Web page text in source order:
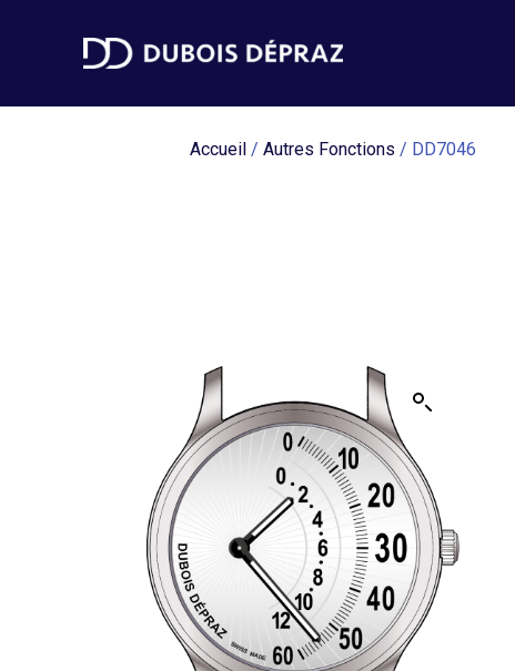
Accueil / Autres Fonctions / DD7046